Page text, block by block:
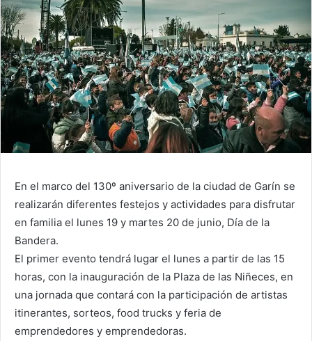
En el marco del 130º aniversario de la ciudad de Garín se
realizarán diferentes festejos y actividades para disfrutar
en familia el lunes 19 y martes 20 de junio, Día de la
Bandera.
El primer evento tendrá lugar el lunes a partir de las 15
horas, con la inauguración de la Plaza de las Niñeces, en
una jornada que contará con la participación de artistas
itinerantes, sorteos, food trucks y feria de
emprendedores y emprendedoras.